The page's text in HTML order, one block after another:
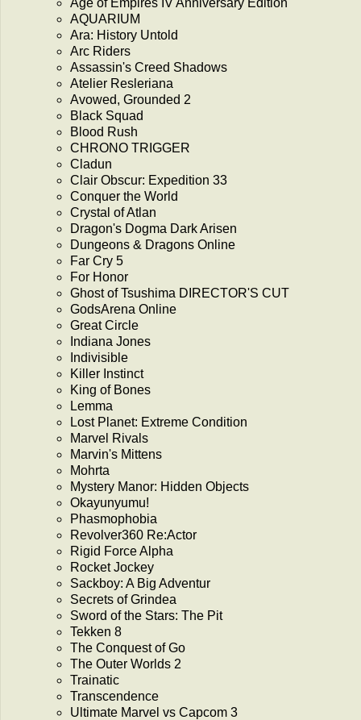
AQUARIUM
Ara: History Untold
Arc Riders
Assassin's Creed Shadows
Atelier Resleriana
Avowed, Grounded 2
Black Squad
Blood Rush
CHRONO TRIGGER
Cladun
Clair Obscur: Expedition 33
Conquer the World
Crystal of Atlan
Dragon's Dogma Dark Arisen
Dungeons & Dragons Online
Far Cry 5
For Honor
Ghost of Tsushima DIRECTOR'S CUT
GodsArena Online
Great Circle
Indiana Jones
Indivisible
Killer Instinct
King of Bones
Lemma
Lost Planet: Extreme Condition
Marvel Rivals
Marvin's Mittens
Mohrta
Mystery Manor: Hidden Objects
Okayunyumu!
Phasmophobia
Revolver360 Re:Actor
Rigid Force Alpha
Rocket Jockey
Sackboy: A Big Adventur
Secrets of Grindea
Sword of the Stars: The Pit
Tekken 8
The Conquest of Go
The Outer Worlds 2
Trainatic
Transcendence
Ultimate Marvel vs Capcom 3